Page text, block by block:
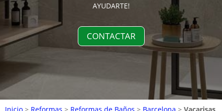
AYUDARTE!
CONTACTAR